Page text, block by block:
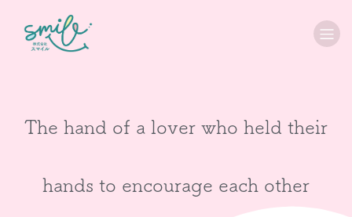
The hand of a lover who held their
hands to encourage each other